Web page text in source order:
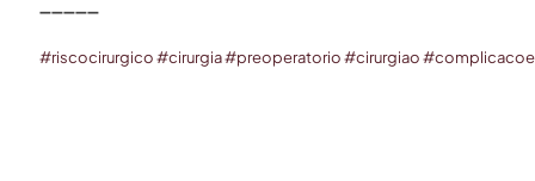
➖➖➖➖➖
#riscocirurgico#cirurgia#preoperatorio#cirurgiao#